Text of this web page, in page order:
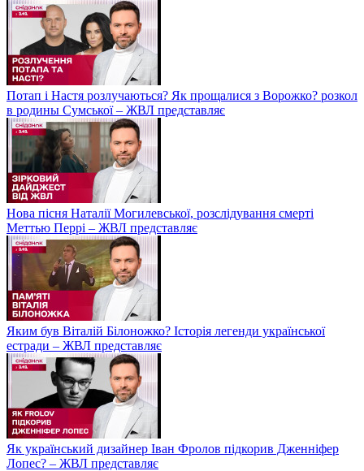
Потап і Настя розлучаються? Як прощалися з Ворожко? розкол
в родины Сумської – ЖВЛ представляє
Нова пісня Наталії Могилевської, розслідування смерті
Меттью Перрі – ЖВЛ представляє
Яким був Віталій Білоножко? Історія легенди української
естради – ЖВЛ представляє
Як український дизайнер Іван Фролов підкорив Дженніфер
Лопес? – ЖВЛ представляє